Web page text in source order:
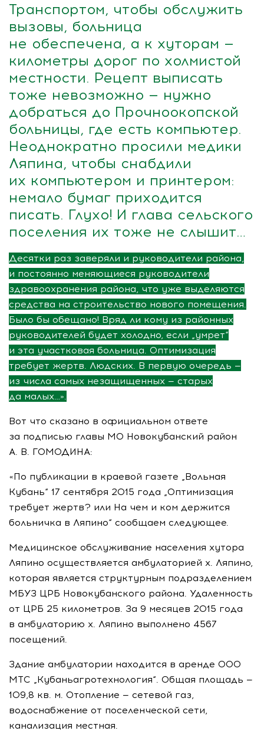
Транспортом, чтобы обслужить
вызовы, больница
не обеспечена, а к хуторам —
километры дорог по холмистой
местности. Рецепт выписать
тоже невозможно — нужно
добраться до Прочноокопской
больницы, где есть компьютер.
Неоднократно просили медики
Ляпина, чтобы снабдили
их компьютером и принтером:
немало бумаг приходится
писать. Глухо! И глава сельского
поселения их тоже не слышит…
Десятки раз заверяли и руководители района,
и постоянно меняющиеся руководители
здравоохранения района, что уже выделяются
средства на строительство нового помещения.
Было бы обещано! Вряд ли кому из районных
руководителей будет холодно, если „умрет“
и эта участковая больница. Оптимизация
требует жертв. Людских. В первую очередь —
из числа самых незащищенных — старых
да малых…».
Вот что сказано в официальном ответе
за подписью главы МО Новокубанский район
А. В. ГОМОДИНА:
«По публикации в краевой газете „Вольная
Кубань“ 17 сентября 2015 года „Оптимизация
требует жертв? или На чем и ком держится
больничка в Ляпино“ сообщаем следующее.
Медицинское обслуживание населения хутора
Ляпино осуществляется амбулаторией х. Ляпино,
которая является структурным подразделением
МБУЗ ЦРБ Новокубанского района. Удаленность
от ЦРБ 25 километров. За 9 месяцев 2015 года
в амбулаторию х. Ляпино выполнено 4567
посещений.
Здание амбулатории находится в аренде ООО
МТС „Кубаньагротехнология“. Общая площадь —
109,8 кв. м. Отопление — сетевой газ,
водоснабжение от поселенческой сети,
канализация местная.